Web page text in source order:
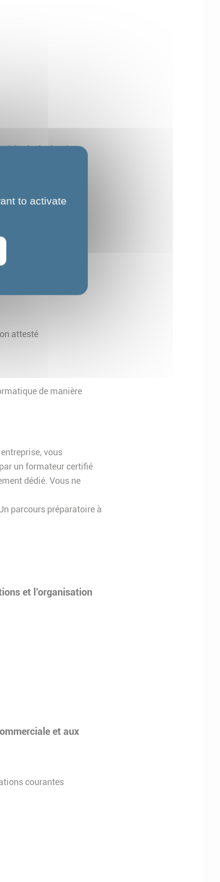
d’étude du dossier
attesté
de manière
vous
un formateur certifié
dédié. Vous ne
parcours préparatoire à
et l’organisation
et aux
courantes
to activate